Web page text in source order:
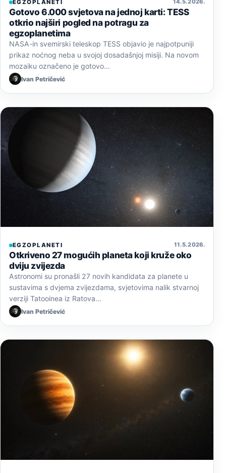
EGZOPLANETI 14. 5. 2026.
Gotovo 6.000 svjetova na jednoj karti: TESS
otkrio najširi pogled na potragu za
egzoplanetima
NASA-in svemirski teleskop TESS objavio je najpotpuniji
prikaz noćnog neba u svojoj dosadašnjoj misiji. Na novom
mozaiku označeno je gotovo…
Ivan Petričević
EGZOPLANETI 11. 5. 2026.
Otkriveno 27 mogućih planeta koji kruže oko
dviju zvijezda
Astronomi su pronašli 27 novih kandidata za planete u
sustavima s dvjema zvijezdama, svjetovima nalik stvarnoj
verziji Tatooinea iz Ratova…
Ivan Petričević